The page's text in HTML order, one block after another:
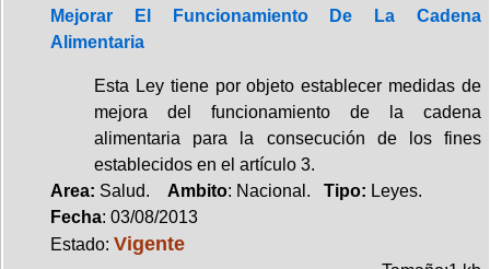
Mejorar El Funcionamiento De La Cadena
Alimentaria
Esta Ley tiene por objeto establecer medidas de
mejora del funcionamiento de la cadena
alimentaria para la consecución de los fines
establecidos en el artículo 3.
Area: Salud. Ambito: Nacional. Tipo: Leyes.
Fecha: 03/08/2013
Estado: Vigente